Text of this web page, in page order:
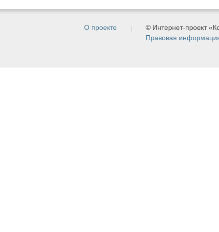
О проекте
© Интернет-проект
Правовая